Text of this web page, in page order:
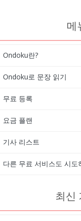
메
Ondoku란?
Ondoku로 문장 읽기
무료 등록
요금 플랜
기사 리스트
다른 무료 서비스도 시도
최신